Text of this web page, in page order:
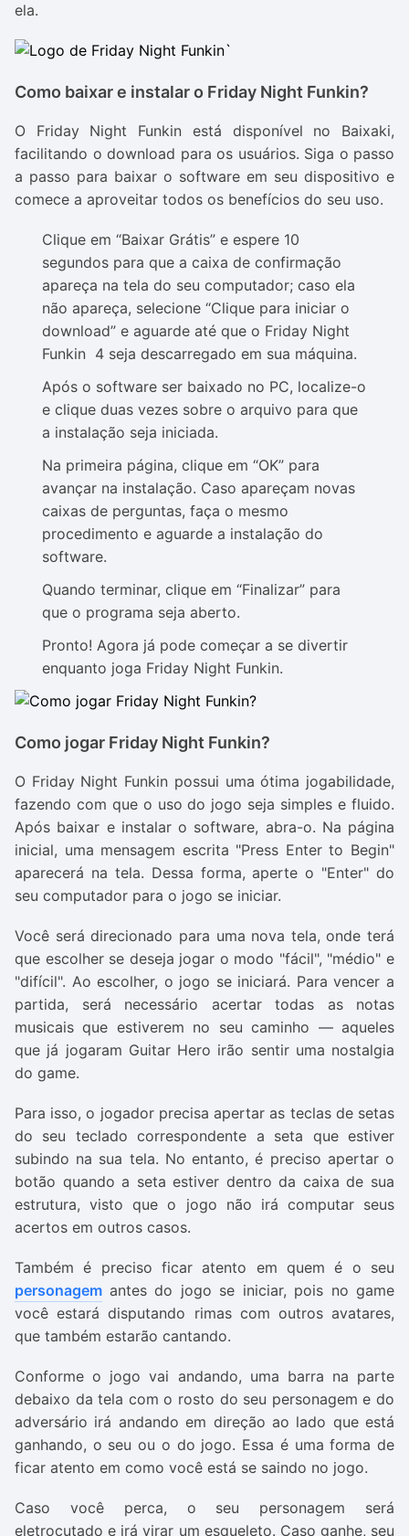
ela.
Como baixar e instalar o Friday Night Funkin?
O Friday Night Funkin está disponível no Baixaki,
facilitando o download para os usuários. Siga o passo
a passo para baixar o software em seu dispositivo e
comece a aproveitar todos os benefícios do seu uso.
Clique em “Baixar Grátis” e espere 10
segundos para que a caixa de confirmação
apareça na tela do seu computador; caso ela
não apareça, selecione “Clique para iniciar o
download” e aguarde até que o Friday Night
Funkin 4 seja descarregado em sua máquina.
Após o software ser baixado no PC, localize-o
e clique duas vezes sobre o arquivo para que
a instalação seja iniciada.
Na primeira página, clique em “OK” para
avançar na instalação. Caso apareçam novas
caixas de perguntas, faça o mesmo
procedimento e aguarde a instalação do
software.
Quando terminar, clique em “Finalizar” para
que o programa seja aberto.
Pronto! Agora já pode começar a se divertir
enquanto joga Friday Night Funkin.
Como jogar Friday Night Funkin?
O Friday Night Funkin possui uma ótima jogabilidade,
fazendo com que o uso do jogo seja simples e fluido.
Após baixar e instalar o software, abra-o. Na página
inicial, uma mensagem escrita "Press Enter to Begin"
aparecerá na tela. Dessa forma, aperte o "Enter" do
seu computador para o jogo se iniciar.
Você será direcionado para uma nova tela, onde terá
que escolher se deseja jogar o modo "fácil", "médio" e
"difícil". Ao escolher, o jogo se iniciará. Para vencer a
partida, será necessário acertar todas as notas
musicais que estiverem no seu caminho — aqueles
que já jogaram Guitar Hero irão sentir uma nostalgia
do game.
Para isso, o jogador precisa apertar as teclas de setas
do seu teclado correspondente a seta que estiver
subindo na sua tela. No entanto, é preciso apertar o
botão quando a seta estiver dentro da caixa de sua
estrutura, visto que o jogo não irá computar seus
acertos em outros casos.
Também é preciso ficar atento em quem é o seu
personagem antes do jogo se iniciar, pois no game
você estará disputando rimas com outros avatares,
que também estarão cantando.
Conforme o jogo vai andando, uma barra na parte
debaixo da tela com o rosto do seu personagem e do
adversário irá andando em direção ao lado que está
ganhando, o seu ou o do jogo. Essa é uma forma de
ficar atento em como você está se saindo no jogo.
Caso você perca, o seu personagem será
eletrocutado e irá virar um esqueleto. Caso ganhe, seu